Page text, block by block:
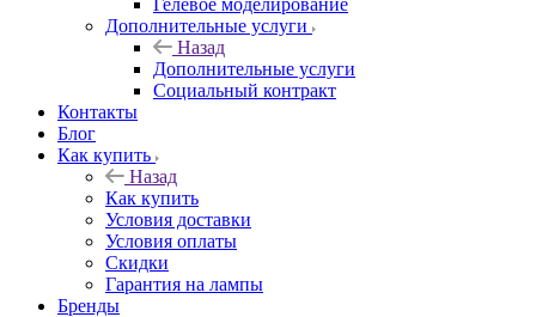
Гелевое моделирование
Дополнительные услуги
Назад
Дополнительные услуги
Социальный контракт
Контакты
Блог
Как купить
Назад
Как купить
Условия доставки
Условия оплаты
Скидки
Гарантия на лампы
Бренды